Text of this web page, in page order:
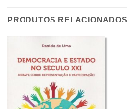
PRODUTOS RELACIONADOS